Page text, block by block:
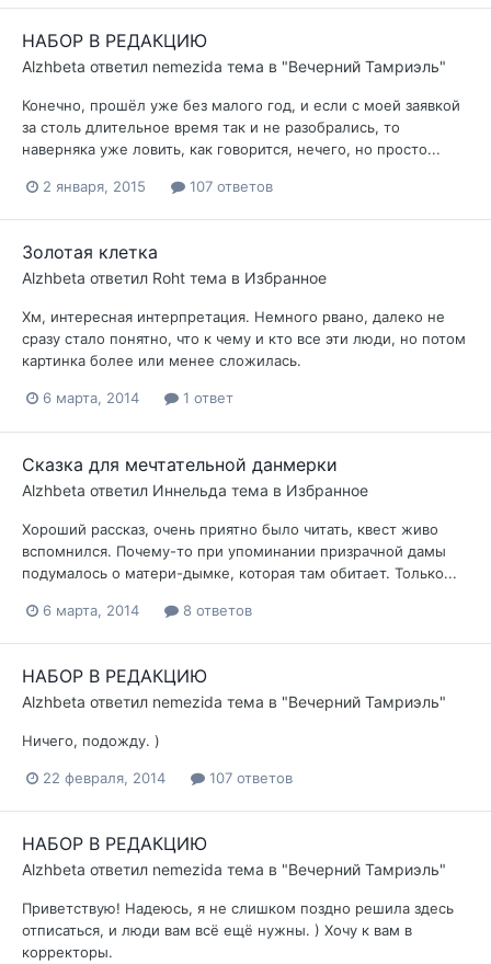
НАБОР В РЕДАКЦИЮ
Alzhbeta ответил nemezida тема в "Вечерний Тамриэль"
Конечно, прошёл уже без малого год, и если с моей заявкой
за столь длительное время так и не разобрались, то
наверняка уже ловить, как говорится, нечего, но просто...
2 января, 2015 107 ответов
Золотая клетка
Alzhbeta ответил Roht тема в Избранное
Хм, интересная интерпретация. Немного рвано, далеко не
сразу стало понятно, что к чему и кто все эти люди, но потом
картинка более или менее сложилась.
6 марта, 2014 1 ответ
Сказка для мечтательной данмерки
Alzhbeta ответил Иннельда тема в Избранное
Хороший рассказ, очень приятно было читать, квест живо
вспомнился. Почему-то при упоминании призрачной дамы
подумалось о матери-дымке, которая там обитает. Только...
6 марта, 2014 8 ответов
НАБОР В РЕДАКЦИЮ
Alzhbeta ответил nemezida тема в "Вечерний Тамриэль"
Ничего, подожду. )
22 февраля, 2014 107 ответов
НАБОР В РЕДАКЦИЮ
Alzhbeta ответил nemezida тема в "Вечерний Тамриэль"
Приветствую! Надеюсь, я не слишком поздно решила здесь
отписаться, и люди вам всё ещё нужны. ) Хочу к вам в
корректоры.